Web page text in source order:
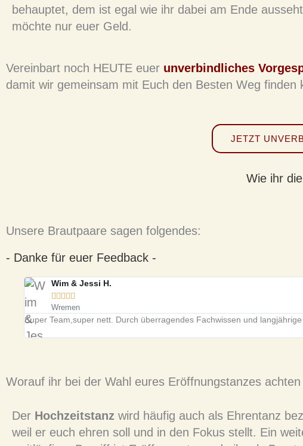
behauptet, dem ist egal wie ihr dabei am Ende
möchte nur euer Geld.
Vereinbart noch HEUTE euer unverbindliches
damit wir gemeinsam mit Euch den Besten Weg finden
JETZT
Wie ihr
Unsere Brautpaare sagen folgendes:
- Danke für euer Feedback -
Wim & Jessi H.
    
Wremen
Super Team,super nett. Durch überragendes Fachwissen und
Worauf ihr bei der Wahl eures Eröffnungstanzes
Der Hochzeitstanz wird häufig auch als Ehrentanz
weil er euch ehren soll und in den Fokus stellt. Ein